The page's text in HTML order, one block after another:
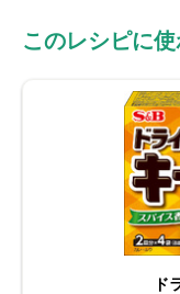
このレシピに
ド